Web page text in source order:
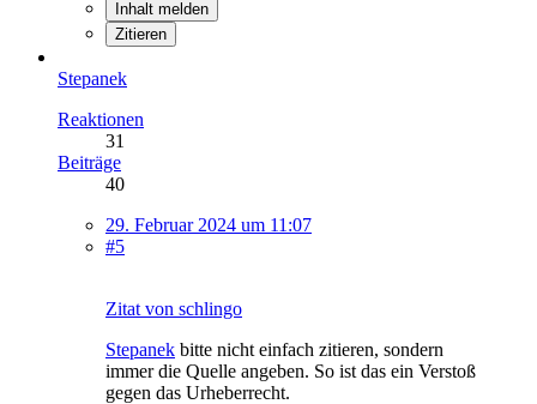
Inhalt melden
Zitieren
Stepanek
Reaktionen
31
Beiträge
40
29. Februar 2024 um 11:07
#5
Zitat von schlingo
Stepanek bitte nicht einfach zitieren, sondern
immer die Quelle angeben. So ist das ein Verstoß
gegen das Urheberrecht.